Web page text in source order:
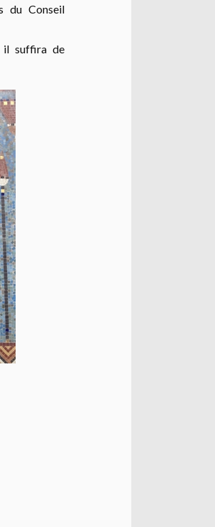
du Conseil
il suffira de